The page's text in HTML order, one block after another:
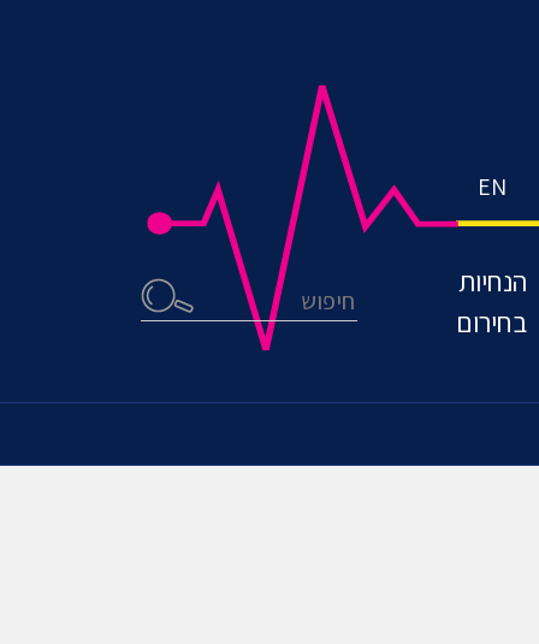
EN
הנחיות
בחירום
חיפוש